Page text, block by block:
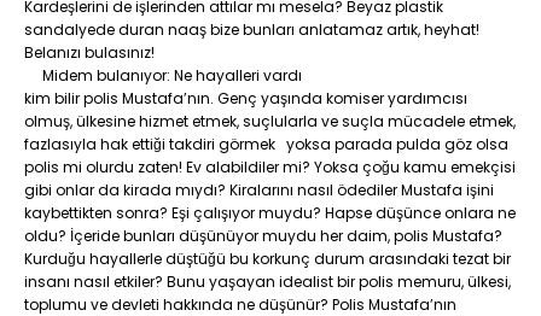
Kardeşlerini de işlerinden attılar mı mesela? Beyaz plastik
sandalyede duran naaş bize bunları anlatamaz artık, heyhat!
Belanızı bulasınız!
Midem bulanıyor: Ne hayalleri vardı
kim bilir polis Mustafa’nın. Genç yaşında komiser yardımcısı
olmuş, ülkesine hizmet etmek, suçlularla ve suçla mücadele etmek,
fazlasıyla hak ettiği takdiri görmek yoksa parada pulda göz olsa
polis mi olurdu zaten! Ev alabildiler mi? Yoksa çoğu kamu emekçisi
gibi onlar da kirada mıydı? Kiralarını nasıl ödediler Mustafa işini
kaybettikten sonra? Eşi çalışıyor muydu? Hapse düşünce onlara ne
oldu? İçeride bunları düşünüyor muydu her daim, polis Mustafa?
Kurduğu hayallerle düştüğü bu korkunç durum arasındaki tezat bir
insanı nasıl etkiler? Bunu yaşayan idealist bir polis memuru, ülkesi,
toplumu ve devleti hakkında ne düşünür? Polis Mustafa’nın